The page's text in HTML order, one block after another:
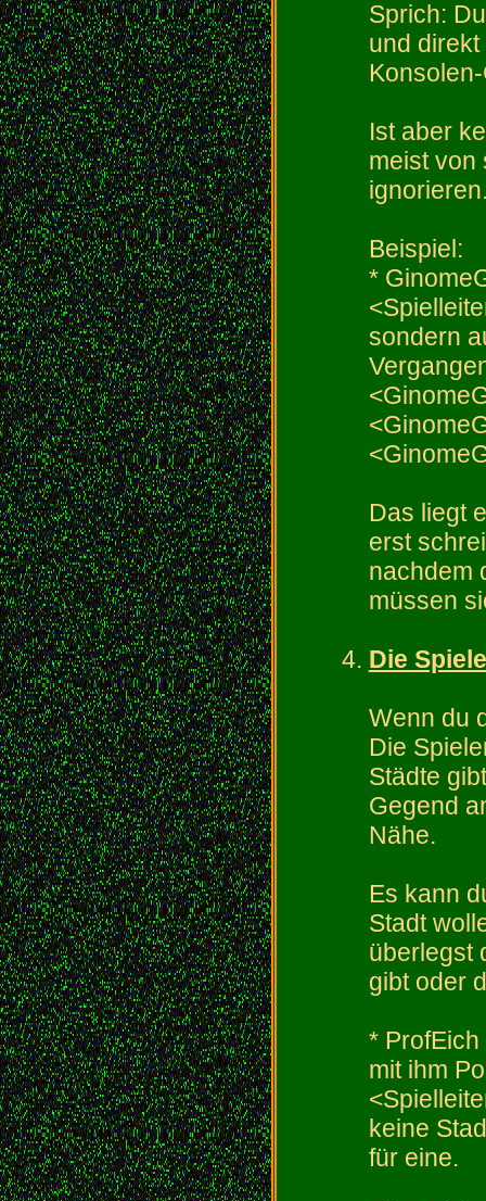
Sprich:
und
Ist aber
meist von
Beispiel:
*
sondern
Das liegt
erst
nachdem
müssen
Die
Wenn du
Die
Städte
Gegend
Nähe.
Es kann
Stadt
überlegst
gibt oder
*
mit ihm
keine
für eine.